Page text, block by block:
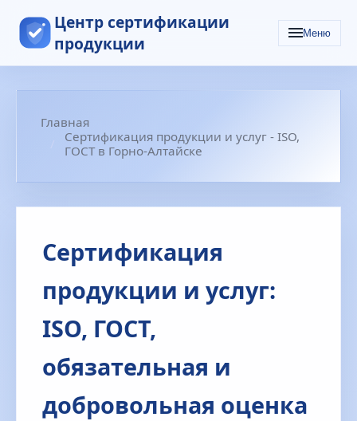
Центр сертификации
продукции
Меню
Главная
Сертификация продукции и услуг - ISO,
ГОСТ в Горно-Алтайске
Сертификация
продукции и услуг:
ISO, ГОСТ,
обязательная и
добровольная оценка